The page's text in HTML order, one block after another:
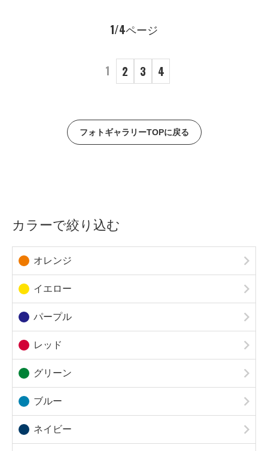
1/4ページ
1 2 3 4
フォトギャラリーTOPに戻る
カラーで絞り込む
オレンジ
イエロー
パープル
レッド
グリーン
ブルー
ネイビー